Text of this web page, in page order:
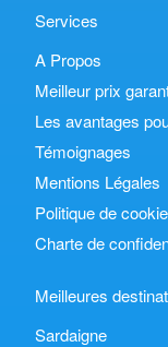
Services
A Propos
Meilleur prix
Les avantages
Témoignages
Mentions Légales
Politique de
Charte de
Meilleures
Sardaigne